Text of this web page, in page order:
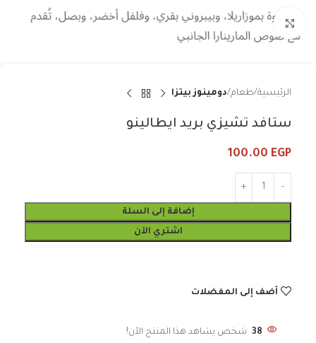
Click to enlarge
الرئيسية طعام دومينوز بيتزا
ستافد تشيزي بريد ايطالينو
100.00 EGP
إضافة إلى السلة
اشتري الآن
أضف إلى المفضلات
38 شخص يشاهد هذا المنتج الآن!